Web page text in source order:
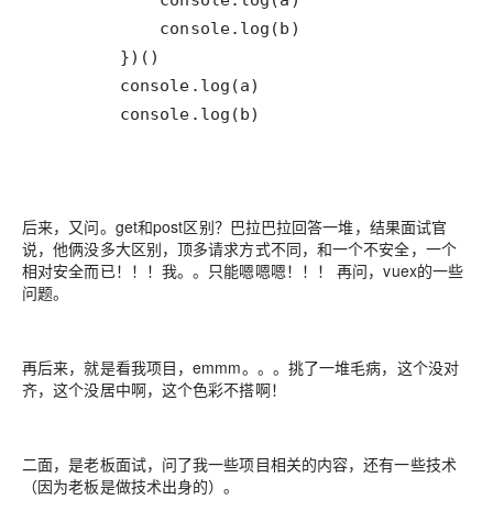
        console.log(b)
后来，又问。get和post区别？巴拉巴拉回答一堆，结果面试官
说，他俩没多大区别，顶多请求方式不同，和一个不安全，一个
相对安全而已！！！我。。只能嗯嗯嗯！！！ 再问，vuex的一些
问题。
再后来，就是看我项目，emmm。。。挑了一堆毛病，这个没对
齐，这个没居中啊，这个色彩不搭啊！
二面，是老板面试，问了我一些项目相关的内容，还有一些技术
（因为老板是做技术出身的）。